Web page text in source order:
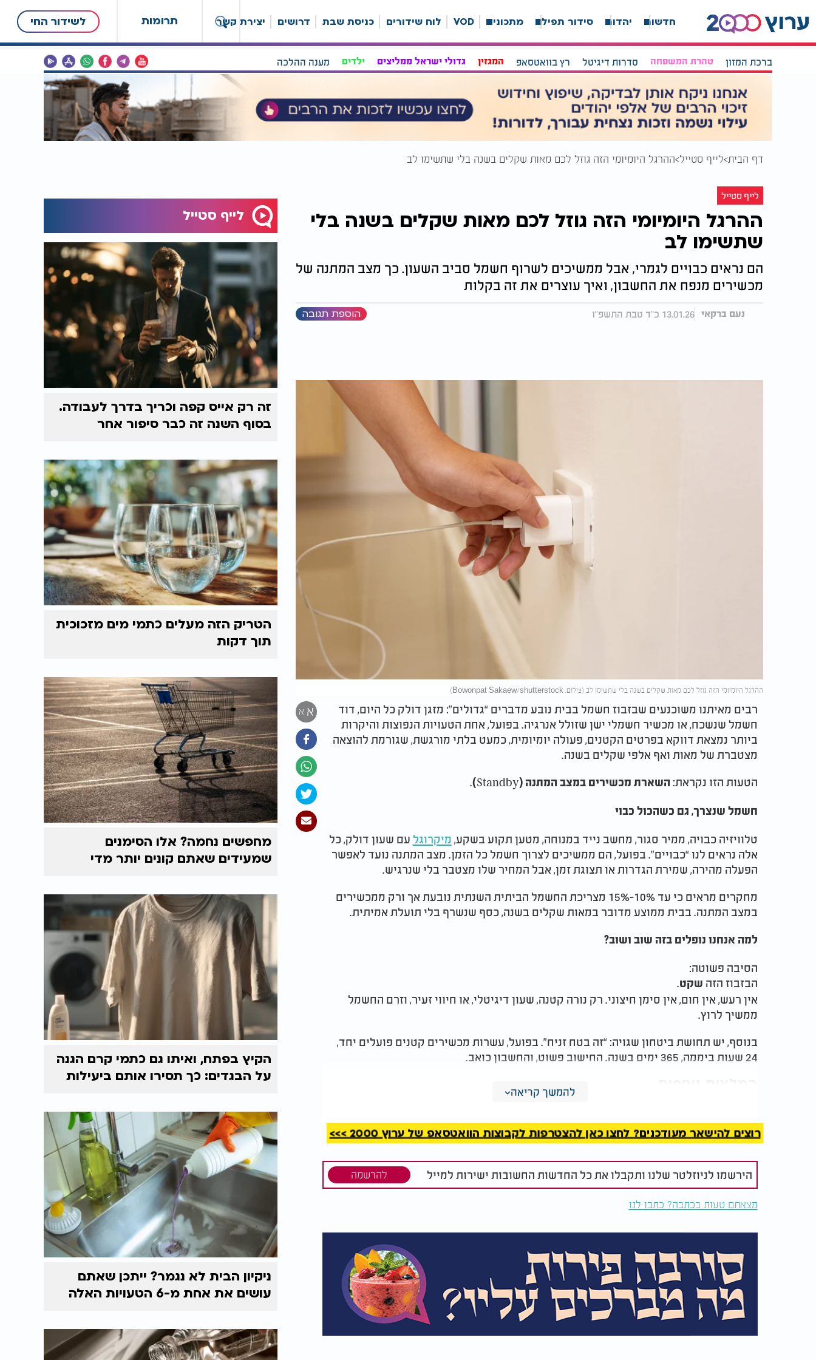
תרומות לשידור החי חדשות יהדות סידור תפילה מתכונים VOD לוח שידורים כניסת שבת דרושים יצירת קשר
ברכת המזון טהרת המשפחה סדרות דיגיטל רץ בוואטסאפ המגזין גדולי ישראל ממליצים ילדים מענה ההלכה
דף הבית לייף סטייל ההרגל היומיומי הזה גוזל לכם מאות שקלים בשנה בלי שתשימו לב
לייף סטייל
ההרגל היומיומי הזה גוזל לכם מאות שקלים בשנה בלי
שתשימו לב
הם נראים כבויים לגמרי, אבל ממשיכים לשרוף חשמל סביב השעון. כך מצב המתנה של
מכשירים מנפח את החשבון, ואיך עוצרים את זה בקלות
נעם ברקאי 13.01.26 כ"ד טבת התשפ"ו הוספת תגובה
ההרגל היומיומי הזה גוזל לכם מאות שקלים בשנה בלי שתשימו לב (צילום: Bowonpat Sakaew/shutterstock)
א א
רבים מאיתנו משוכנעים שבזבוז חשמל בבית נובע מדברים “גדולים”: מזגן דולק כל היום, דוד
חשמל שנשכח, או מכשיר חשמלי ישן שזולל אנרגיה. בפועל, אחת הטעויות הנפוצות והיקרות
ביותר נמצאת דווקא בפרטים הקטנים, פעולה יומיומית, כמעט בלתי מורגשת, שגורמת להוצאה
מצטברת של מאות ואף אלפי שקלים בשנה.
הטעות הזו נקראת: השארת מכשירים במצב המתנה (Standby
)
.
חשמל שנצרך, גם כשהכול כבוי
טלוויזיה כבויה, ממיר סגור, מחשב נייד במנוחה, מטען תקוע בשקע, מיקרוגל עם שעון דולק, כל
אלה נראים לנו “כבויים”. בפועל, הם ממשיכים לצרוך חשמל כל הזמן. מצב המתנה נועד לאפשר
הפעלה מהירה, שמירת הגדרות או תצוגת זמן, אבל המחיר שלו מצטבר בלי שנרגיש.
מחקרים מראים כי עד 10%-15% מצריכת החשמל הביתית השנתית נובעת אך ורק ממכשירים
במצב המתנה. בבית ממוצע מדובר במאות שקלים בשנה, כסף שנשרף בלי תועלת אמיתית.
למה אנחנו נופלים בזה שוב ושוב?
הסיבה פשוטה:
הבזבוז הזה שקט.
אין רעש, אין חום, אין סימן חיצוני. רק נורה קטנה, שעון דיגיטלי, או חיווי זעיר, וזרם החשמל
ממשיך לרוץ.
בנוסף, יש תחושת ביטחון שגויה: “זה בטח זניח”. בפועל, עשרות מכשירים קטנים פועלים יחד,
24 שעות ביממה, 365 ימים בשנה. החישוב פשוט, והחשבון כואב.
המלצות נוספות
לא מצליחים לגרום לילדים
לקרוא? כך תשנו את
המגדל שמסובב את
כך תעזרו למוח שלכם
המכשירים הכי “בזבזניים” במצב המתנה
טלוויזיות חכמות וממירים
מחשבים, מדפסות וציוד משרדי
מטענים (גם בלי מכשיר מחובר)
להמשך קריאה
רוצים להישאר מעודכנים? לחצו כאן להצטרפות לקבוצות הוואטסאפ של ערוץ 2000 >>>
הירשמו לניוזלטר שלנו ותקבלו את כל החדשות החשובות ישירות למייל להרשמה
מצאתם טעות בכתבה? כתבו לנו
לייף סטייל
זה רק אייס קפה וכריך בדרך לעבודה.
בסוף השנה זה כבר סיפור אחר
הטריק הזה מעלים כתמי מים מזכוכית
תוך דקות
מחפשים נחמה? אלו הסימנים
שמעידים שאתם קונים יותר מדי
הקיץ בפתח, ואיתו גם כתמי קרם הגנה
על הבגדים: כך תסירו אותם ביעילות
ניקיון הבית לא נגמר? ייתכן שאתם
עושים את אחת מ-6 הטעויות האלה